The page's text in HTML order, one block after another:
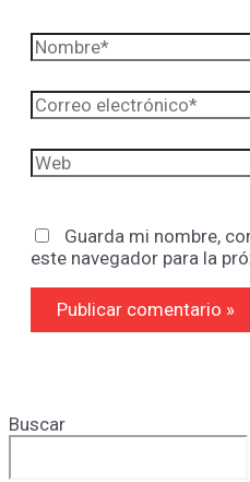
Nombre*
Correo
electrónico*
Web
Guarda mi nombre,
este navegador para la
Buscar